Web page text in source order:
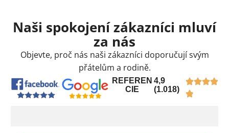
Naši spokojení zákazníci mluví
za nás
Objevte, proč nás naši zákazníci doporučují svým
přátelům a rodině.
REFEREN
CIE
4,9
(1.018)